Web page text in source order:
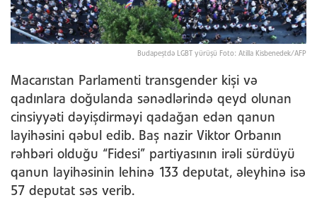
Budapeştdə LGBT yürüşü Foto: Atilla Kisbenedek/AFP
Macarıstan Parlamenti transgender kişi və
qadınlara doğulanda sənədlərində qeyd olunan
cinsiyyəti dəyişdirməyi qadağan edən qanun
layihəsini qəbul edib. Baş nazir Viktor Orbanın
rəhbəri olduğu “Fidesi” partiyasının irəli sürdüyü
qanun layihəsinin lehinə 133 deputat, əleyhinə isə
57 deputat səs verib.